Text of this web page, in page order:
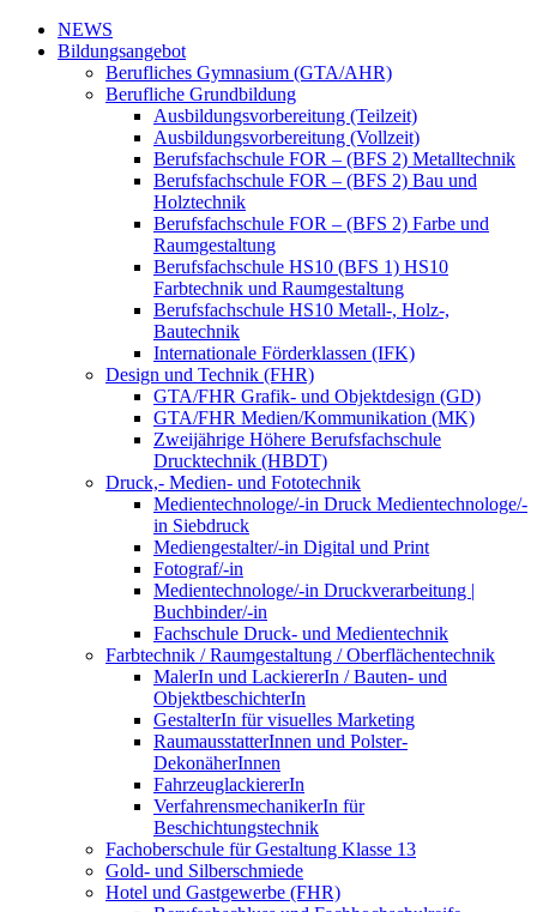
NEWS
Bildungsangebot
Berufliches Gymnasium (GTA/AHR)
Berufliche Grundbildung
Ausbildungsvorbereitung (Teilzeit)
Ausbildungsvorbereitung (Vollzeit)
Berufsfachschule FOR – (BFS 2) Metalltechnik
Berufsfachschule FOR – (BFS 2) Bau und
Holztechnik
Berufsfachschule FOR – (BFS 2) Farbe und
Raumgestaltung
Berufsfachschule HS10 (BFS 1) HS10
Farbtechnik und Raumgestaltung
Berufsfachschule HS10 Metall-, Holz-,
Bautechnik
Internationale Förderklassen (IFK)
Design und Technik (FHR)
GTA/FHR Grafik- und Objektdesign (GD)
GTA/FHR Medien/Kommunikation (MK)
Zweijährige Höhere Berufsfachschule
Drucktechnik (HBDT)
Druck,- Medien- und Fototechnik
Medientechnologe/-in Druck Medientechnologe/-
in Siebdruck
Mediengestalter/-in Digital und Print
Fotograf/-in
Medientechnologe/-in Druckverarbeitung |
Buchbinder/-in
Fachschule Druck- und Medientechnik
Farbtechnik / Raumgestaltung / Oberflächentechnik
MalerIn und LackiererIn / Bauten- und
ObjektbeschichterIn
GestalterIn für visuelles Marketing
RaumausstatterInnen und Polster-
DekonäherInnen
FahrzeuglackiererIn
VerfahrensmechanikerIn für
Beschichtungstechnik
Fachoberschule für Gestaltung Klasse 13
Gold- und Silberschmiede
Hotel und Gastgewerbe (FHR)